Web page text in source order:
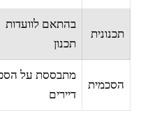
תכנונית
בהתאם לוועדות
תכנון
הסכמית
מתבססת על
דיירים